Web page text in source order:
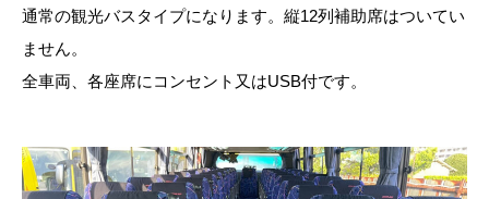
通常の観光バスタイプになります。縦12列補助席はついてい
ません。
全車両、各座席にコンセント又はUSB付です。